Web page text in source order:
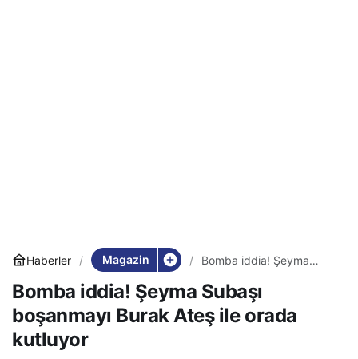
Haberler Magazin
Bomba iddia! Şeyma
Ateş ile orada kutluyor
Bomba iddia! Şeyma Subaşı
boşanmayı Burak Ateş ile orada
kutluyor